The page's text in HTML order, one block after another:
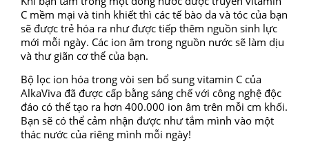
C mềm mại và tinh khiết thì các tế bào da và tóc của bạn
sẽ được trẻ hóa ra như được tiếp thêm nguồn sinh lực
mới mỗi ngày. Các ion âm trong nguồn nước sẽ làm dịu
và thư giãn cơ thể của bạn.
Bộ lọc ion hóa trong vòi sen bổ sung vitamin C của
AlkaViva đã được cấp bằng sáng chế với công nghệ độc
đáo có thể tạo ra hơn 400.000 ion âm trên mỗi cm khối.
Bạn sẽ có thể cảm nhận được như tắm mình vào một
thác nước của riêng mình mỗi ngày!